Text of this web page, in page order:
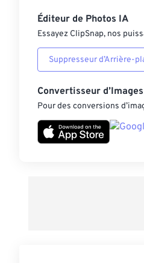
Éditeur de Photos IA
Essayez ClipSnap, nos
Suppresseur d’Arrière-
Convertisseur d’Images
Pour des conversions